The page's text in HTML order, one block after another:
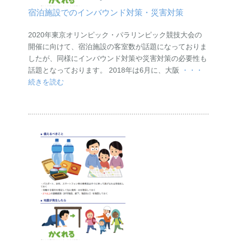
宿泊施設でのインバウンド対策・災害対策
2020年東京オリンピック・パラリンピック競技大会の
開催に向けて、宿泊施設の客室数が話題になっておりま
したが、同様にインバウンド対策や災害対策の必要性も
話題となっております。 2018年は6月に、大阪
・・・
続きを読む